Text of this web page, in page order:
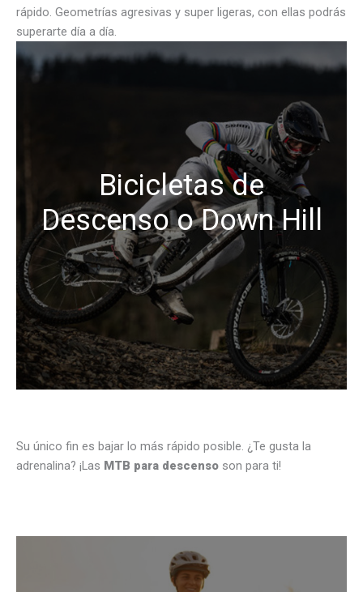
rápido. Geometrías agresivas y super ligeras, con ellas podrás
superarte día a día.
Bicicletas de
Descenso o Down Hill
Su único fin es bajar lo más rápido posible. ¿Te gusta la
adrenalina? ¡Las MTB para descenso son para ti!